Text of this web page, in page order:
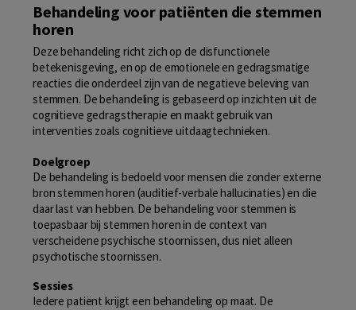
Behandeling voor patiënten die stemmen
horen
Deze behandeling richt zich op de disfunctionele
betekenisgeving, en op de emotionele en gedragsmatige
reacties die onderdeel zijn van de negatieve beleving van
stemmen. De behandeling is gebaseerd op inzichten uit de
cognitieve gedragstherapie en maakt gebruik van
interventies zoals cognitieve uitdaagtechnieken.
Doelgroep
De behandeling is bedoeld voor mensen die zonder externe
bron stemmen horen (auditief-verbale hallucinaties) en die
daar last van hebben. De behandeling voor stemmen is
toepasbaar bij stemmen horen in de context van
verscheidene psychische stoornissen, dus niet alleen
psychotische stoornissen.
Sessies
Iedere patiënt krijgt een behandeling op maat. De